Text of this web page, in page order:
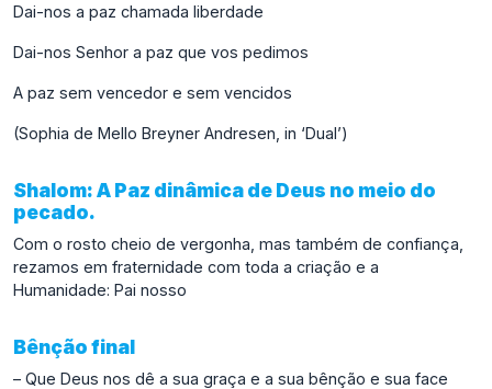
Dai-nos a paz chamada liberdade
Dai-nos Senhor a paz que vos pedimos
A paz sem vencedor e sem vencidos
(Sophia de Mello Breyner Andresen, in ‘Dual’)
Shalom: A Paz dinâmica de Deus no meio do
pecado.
Com o rosto cheio de vergonha, mas também de confiança,
rezamos em fraternidade com toda a criação e a
Humanidade: Pai nosso
Bênção final
– Que Deus nos dê a sua graça e a sua bênção e sua face